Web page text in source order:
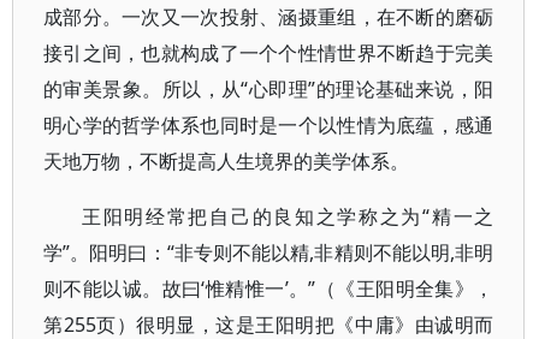
成部分。一次又一次投射、涵摄重组，在不断的磨砺
接引之间，也就构成了一个个性情世界不断趋于完美
的审美景象。所以，从“心即理”的理论基础来说，阳
明心学的哲学体系也同时是一个以性情为底蕴，感通
天地万物，不断提高人生境界的美学体系。
王阳明经常把自己的良知之学称之为“精一之
学”。阳明曰：“非专则不能以精,非精则不能以明,非明
则不能以诚。故曰‘惟精惟一’。”（《王阳明全集》，
第255页）很明显，这是王阳明把《中庸》由诚明而